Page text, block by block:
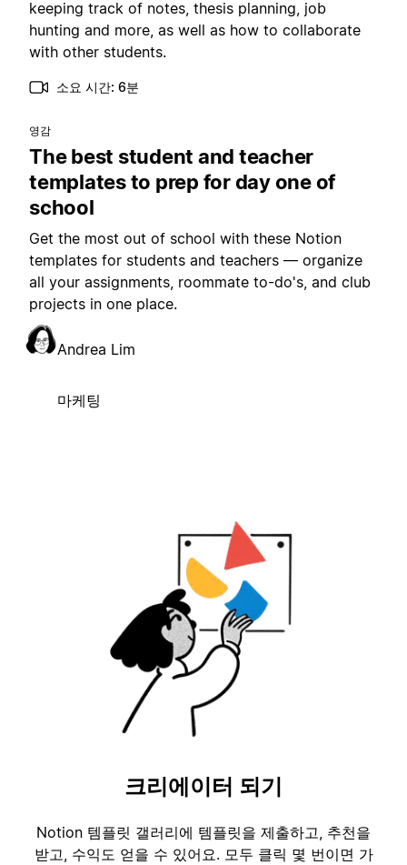
keeping track of notes, thesis planning, job
hunting and more, as well as how to collaborate
with other students.
소요 시간: 6분
영감
The best student and teacher
templates to prep for day one of
school
Get the most out of school with these Notion
templates for students and teachers — organize
all your assignments, roommate to-do's, and club
projects in one place.
Andrea Lim
마케팅
크리에이터 되기
Notion 템플릿 갤러리에 템플릿을 제출하고, 추천을
받고, 수익도 얻을 수 있어요. 모두 클릭 몇 번이면 가